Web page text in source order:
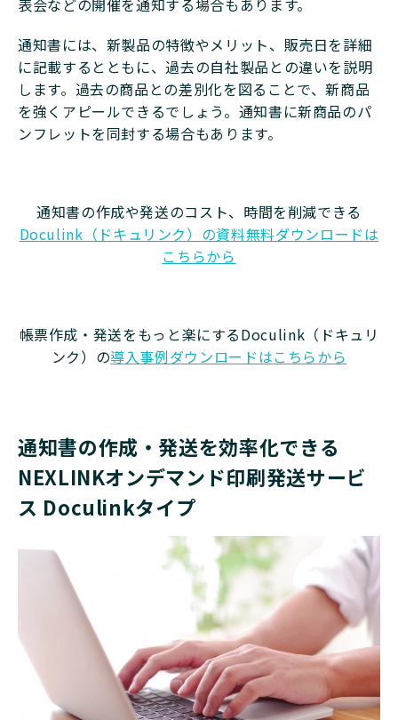
表会などの開催を通知する場合もあります。
通知書には、新製品の特徴やメリット、販売日を詳細
に記載するとともに、過去の自社製品との違いを説明
します。過去の商品との差別化を図ることで、新商品
を強くアピールできるでしょう。通知書に新商品のパ
ンフレットを同封する場合もあります。
通知書の作成や発送のコスト、時間を削減できる
Doculink（ドキュリンク）の資料無料ダウンロードは
こちらから
帳票作成・発送をもっと楽にするDoculink（ドキュリ
ンク）の導入事例ダウンロードはこちらから
通知書の作成・発送を効率化できる
NEXLINKオンデマンド印刷発送サービ
ス Doculinkタイプ